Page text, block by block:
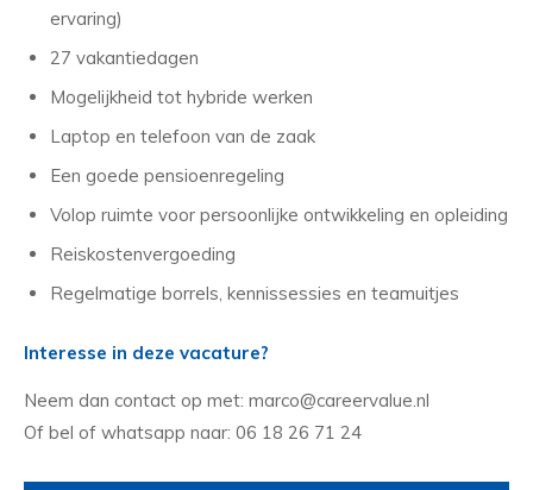
ervaring)
27 vakantiedagen
Mogelijkheid tot hybride werken
Laptop en telefoon van de zaak
Een goede pensioenregeling
Volop ruimte voor persoonlijke ontwikkeling en opleiding
Reiskostenvergoeding
Regelmatige borrels, kennissessies en teamuitjes
Interesse in deze vacature?
Neem dan contact op met: marco@careervalue.nl
Of bel of whatsapp naar: 06 18 26 71 24